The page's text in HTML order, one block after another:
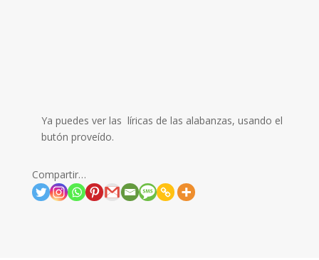
Ya puedes ver las líricas de las alabanzas, usando el
butón proveído.
Compartir…